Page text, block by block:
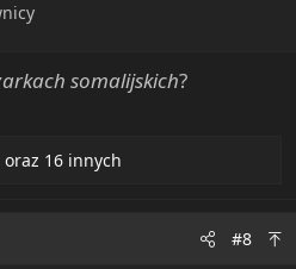
somalijskich?
oraz 16 innych
#8